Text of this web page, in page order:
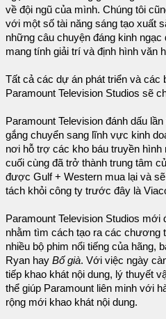
về đội ngũ của mình. Chúng tôi
với một số tài năng sáng tạo xuất
những câu chuyện đáng kinh
mang tính giải trí và định hình văn
Tất cả các dự án phát triển và các
Paramount Television Studios sẽ
Paramount Television đánh dấu
gắng chuyển sang lĩnh vực kinh
nơi hỗ trợ các kho báu truyền hình
cuối cùng đã trở thành trung tâm
được Gulf + Western mua lại và
tách khỏi công ty trước đây là
Paramount Television Studios mới
nhằm tìm cách tạo ra các chương
nhiều bộ phim nổi tiếng của hãng,
Ryan hay Bố già. Với việc ngày
tiếp khao khát nội dung, lý thuyết
thể giúp Paramount liên minh với
rộng mới khao khát nội dung.